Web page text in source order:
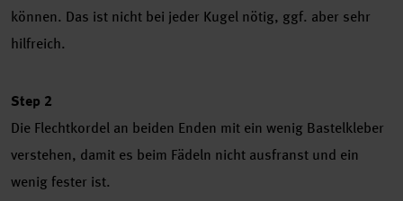
können. Das ist nicht bei jeder Kugel nötig, ggf. aber sehr
hilfreich.
Step 2
Die Flechtkordel an beiden Enden mit ein wenig Bastelkleber
verstehen, damit es beim Fädeln nicht ausfranst und ein
wenig fester ist.